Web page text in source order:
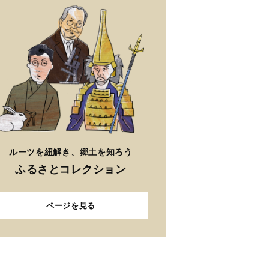
ルーツを紐解き、郷土を知ろう
ふるさとコレクション
ページを見る